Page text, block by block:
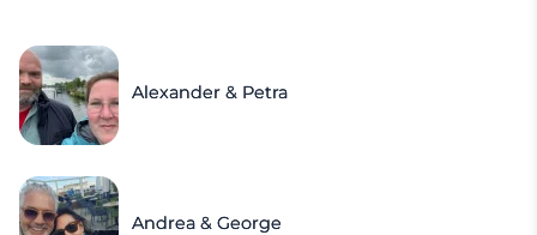
Alexander & Petra
Andrea & George